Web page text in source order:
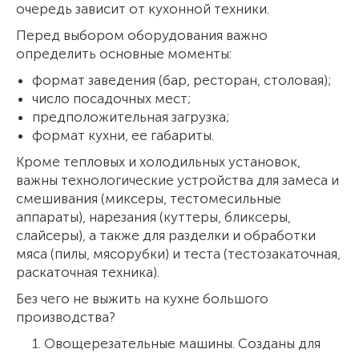
очередь зависит от кухонной техники.
Перед выбором оборудования важно
определить основные моменты:
формат заведения (бар, ресторан, столовая);
число посадочных мест;
предположительная загрузка;
формат кухни, ее габариты.
Кроме тепловых и холодильных установок,
важны технологические устройства для замеса и
смешивания (миксеры, тестомесильные
аппараты), нарезания (куттеры, бликсеры,
слайсеры), а также для разделки и обработки
мяса (пилы, мясорубки) и теста (тестозакаточная,
раскаточная техника).
Без чего не выжить на кухне большого
производства?
1. Овощерезательные машины. Созданы для